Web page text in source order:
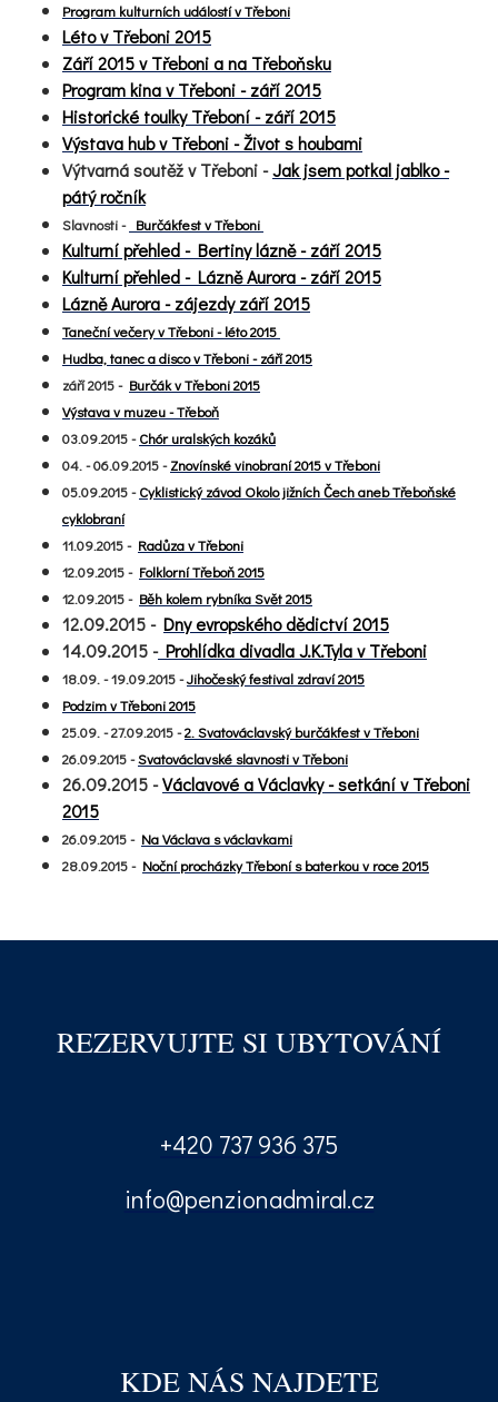
Program kulturních událostí v Třeboni
Léto v Třeboni 2015
Září 2015 v Třeboni a na Třeboňsku
Program kina v Třeboni - září 2015
Historické toulky Třeboní - září 2015
Výstava hub v Třeboni - Život s houbami
Výtvarná soutěž v Třeboni -Jak jsem potkal jablko -
pátý ročník
Slavnosti - Burčákfest v Třeboni
Kulturní přehled - Bertiny lázně - září 2015
Kulturní přehled - Lázně Aurora - září 2015
Lázně Aurora - zájezdy září 2015
Taneční večery v Třeboni - léto 2015
Hudba, tanec a disco v Třeboni - září 2015
září 2015 - Burčák v Třeboni 2015
Výstava v muzeu - Třeboň
03.09.2015 -Chór uralských kozáků
04. - 06.09.2015 -Znovínské vinobraní 2015 v Třeboni
05.09.2015 -Cyklistický závod Okolo jižních Čech aneb Třeboňské
cyklobraní
11.09.2015 - Radůza v Třeboni
12.09.2015 - Folklorní Třeboň 2015
12.09.2015 - Běh kolem rybníka Svět 2015
12.09.2015 - Dny evropského dědictví 2015
14.09.2015 -Prohlídka divadla J.K.Tyla v Třeboni
18.09. - 19.09.2015 -Jihočeský festival zdraví 2015
Podzim v Třeboni 2015
25.09. - 27.09.2015 -2. Svatováclavský burčákfest v Třeboni
26.09.2015 -Svatováclavské slavnosti v Třeboni
26.09.2015 -Václavové a Václavky - setkání v Třeboni
2015
26.09.2015 - Na Václava s václavkami
28.09.2015 - Noční procházky Třeboní s baterkou v roce 2015
REZERVUJTE SI UBYTOVÁNÍ
+420 737 936 375
info@penzionadmiral.cz
KDE NÁS NAJDETE